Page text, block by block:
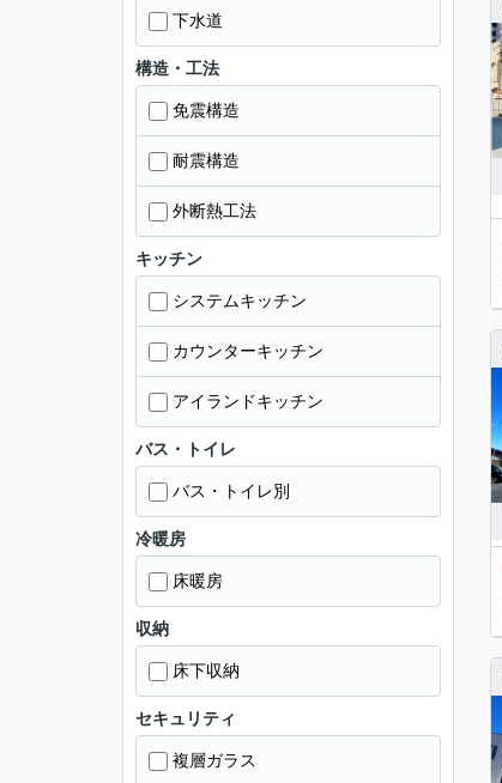
下水道
構造・工法
免震構造
耐震構造
外断熱工法
キッチン
システムキッチン
カウンターキッチン
アイランドキッチン
バス・トイレ
バス・トイレ別
冷暖房
床暖房
収納
床下収納
セキュリティ
複層ガラス